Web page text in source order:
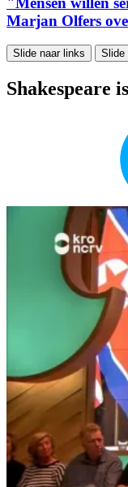
Marjan Olfers
Slide naar links Slide
Shakespeare